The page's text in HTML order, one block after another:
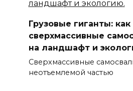
Грузовые гиганты: как
сверхмассивные
на ландшафт и
Сверхмассивные
неотъемлемой частью